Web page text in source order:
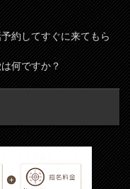
約してすぐに来てもら
何ですか？